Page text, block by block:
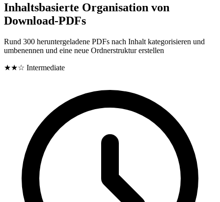
Inhaltsbasierte Organisation von
Download-PDFs
Rund 300 heruntergeladene PDFs nach Inhalt kategorisieren und
umbenennen und eine neue Ordnerstruktur erstellen
★★☆ Intermediate